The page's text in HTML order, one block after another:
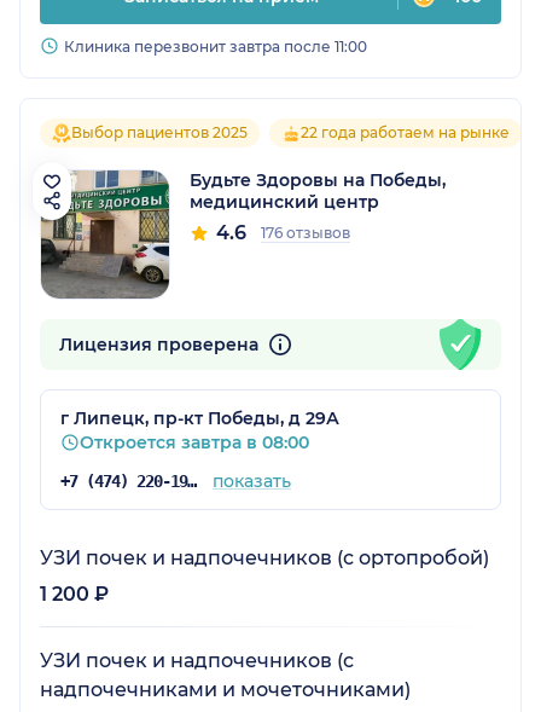
Клиника перезвонит завтра после 11:00
Выбор пациентов 2025 22 года работаем на рынке
Будьте Здоровы на Победы,
медицинский центр
4.6 176 отзывов
Лицензия проверена
г Липецк, пр-кт Победы, д 29А
Откроется завтра в 08:00
+7 (474) 220-19-83 показать
УЗИ почек и надпочечников (с ортопробой)
1 200 ₽
УЗИ почек и надпочечников (с
надпочечниками и мочеточниками)